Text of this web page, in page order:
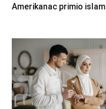
Amerikanac primio islam